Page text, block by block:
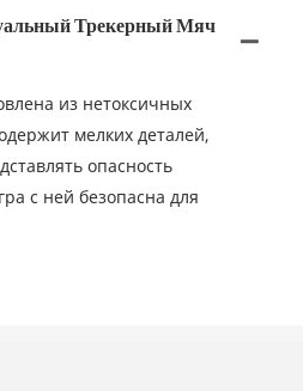
Трекерный Мяч
​​из нетоксичных
мелких деталей,
опасность
с ней безопасна для